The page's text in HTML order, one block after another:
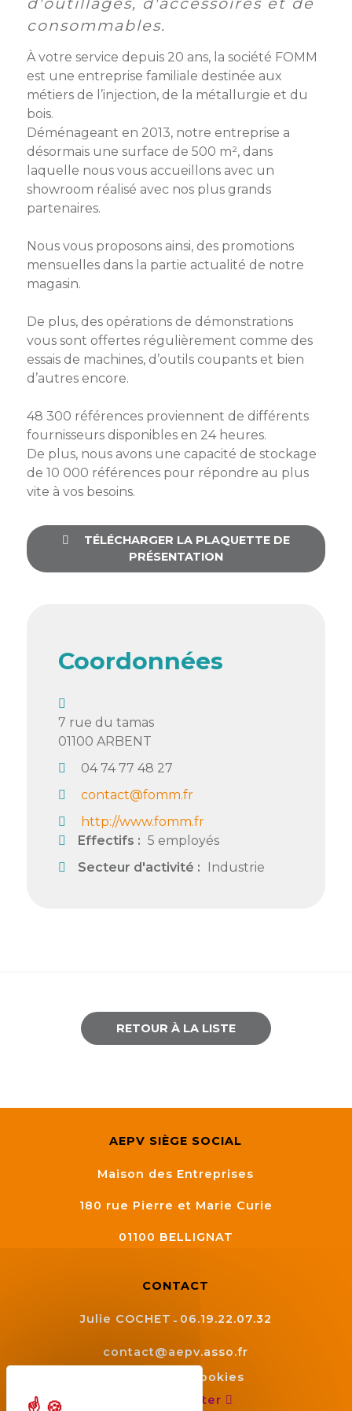
AEPV
Club
de
managers
intermédiaires
AEPV
au
féminin
Defi
inter-
entreprises
Semaine
l’industrie
Congrès
et
salons
Actualité
des
Kit
de
l’adhérent
Bâtiment
Services
Offres
privilèges
Proposer
une
offre
consommables.
À votre service depuis 20 ans, la société FOMM
est une entreprise familiale destinée aux
métiers de l’injection, de la métallurgie et du
bois.
Déménageant en 2013, notre entreprise a
désormais une surface de 500 m², dans
laquelle nous vous accueillons avec un
showroom réalisé avec nos plus grands
partenaires.
Nous vous proposons ainsi, des promotions
mensuelles dans la partie actualité de notre
magasin.
De plus, des opérations de démonstrations
vous sont offertes régulièrement comme des
essais de machines, d’outils coupants et bien
d’autres encore.
48 300 références proviennent de différents
fournisseurs disponibles en 24 heures.
De plus, nous avons une capacité de stockage
de 10 000 références pour répondre au plus
vite à vos besoins.
TÉLÉCHARGER LA PLAQUETTE DE
PRÉSENTATION
Coordonnées
7 rue du tamas
01100 ARBENT
04 74 77 48 27
contact@fomm.fr
http://www.fomm.fr
Effectifs : 5 employés
Secteur d'activité :
Industrie
RETOUR À LA LISTE
AEPV SIÈGE SOCIAL
Maison des Entreprises
180 rue Pierre et Marie Curie
01100 BELLIGNAT
CONTACT
Julie COCHET 06.19.22.07.32
contact@aepv.asso.fr
Gestion des cookies
Nous contacter